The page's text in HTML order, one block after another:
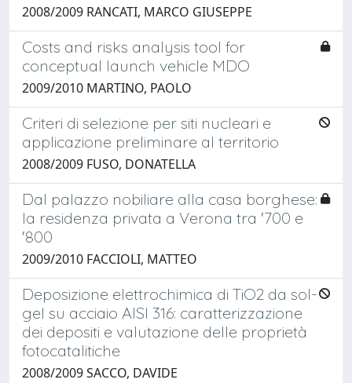
2008/2009 RANCATI, MARCO GIUSEPPE
Costs and risks analysis tool for
conceptual launch vehicle MDO
2009/2010 MARTINO, PAOLO
Criteri di selezione per siti nucleari e
applicazione preliminare al territorio
2008/2009 FUSO, DONATELLA
Dal palazzo nobiliare alla casa borghese:
la residenza privata a Verona tra '700 e
'800
2009/2010 FACCIOLI, MATTEO
Deposizione elettrochimica di TiO2 da sol-
gel su acciaio AISI 316: caratterizzazione
dei depositi e valutazione delle proprietà
fotocatalitiche
2008/2009 SACCO, DAVIDE